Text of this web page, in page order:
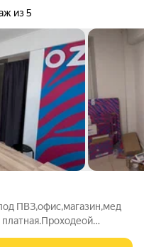
из 5
ПВЗ,офис,магазин,мед